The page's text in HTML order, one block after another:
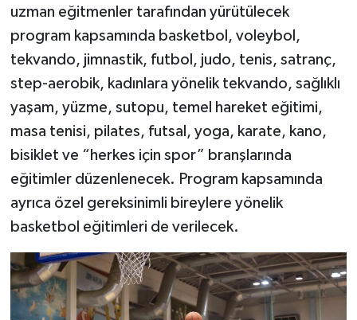
uzman eğitmenler tarafından yürütülecek
program kapsamında basketbol, voleybol,
tekvando, jimnastik, futbol, judo, tenis, satranç,
step-aerobik, kadınlara yönelik tekvando, sağlıklı
yaşam, yüzme, sutopu, temel hareket eğitimi,
masa tenisi, pilates, futsal, yoga, karate, kano,
bisiklet ve “herkes için spor” branşlarında
eğitimler düzenlenecek. Program kapsamında
ayrıca özel gereksinimli bireylere yönelik
basketbol eğitimleri de verilecek.